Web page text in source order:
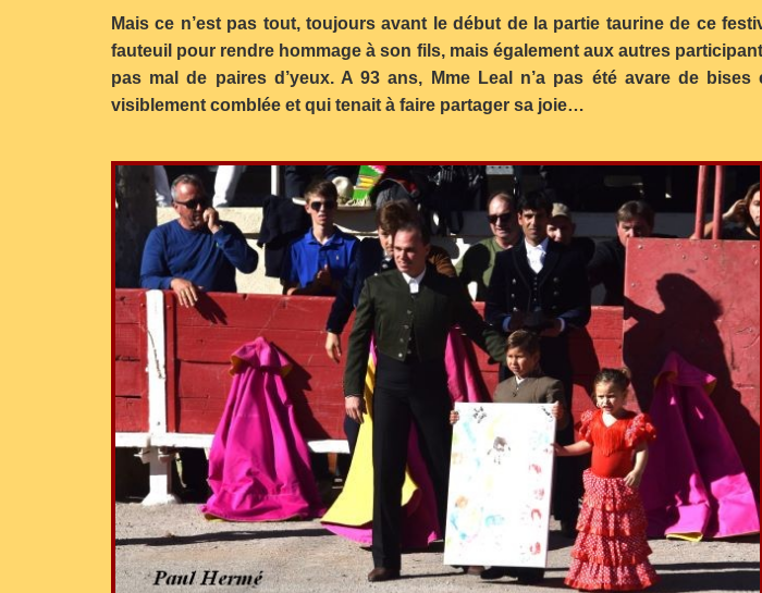
Mais ce n’est pas tout, toujours avant le début de la partie taurine de ce
fauteuil pour rendre hommage à son fils, mais également aux autres
pas mal de paires d’yeux. A 93 ans, Mme Leal n’a pas été avare de
visiblement comblée et qui tenait à faire partager sa joie…